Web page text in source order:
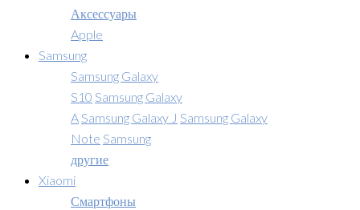
Аксессуары
Apple
Samsung
Samsung Galaxy
S10 Samsung Galaxy
A Samsung Galaxy J Samsung Galaxy
Note Samsung
другие
Xiaomi
Смартфоны